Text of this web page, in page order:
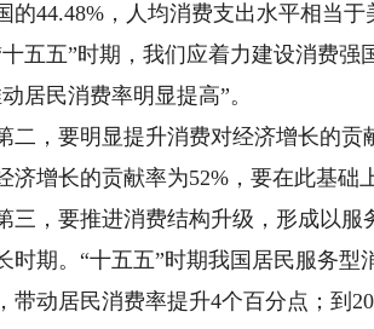
的44.48%，人均消费支出水平相当于
五”时期，我们应着力建设消费强
居民消费率明显提高”。
，要明显提升消费对经济增长的贡
济增长的贡献率为52%，要在此基础
，要推进消费结构升级，形成以服
时期。“十五五”时期我国居民服务
带动居民消费率提升4个百分点；到